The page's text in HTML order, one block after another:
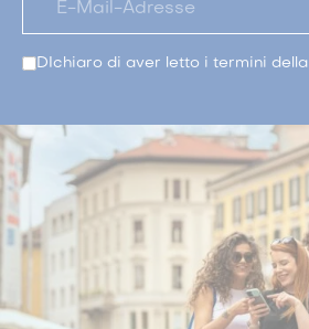
DIchiaro di aver letto i termini della